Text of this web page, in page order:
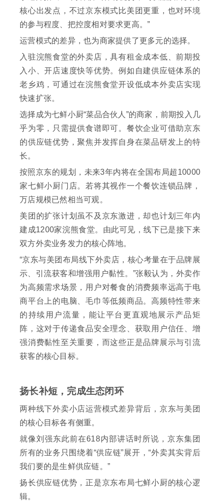
核心出发点，不过京东模式比美团更重，也对环境
的参与程度、把控度相对要求更高。”
运营模式的差异，也为商家提供了更多元的选择。
入驻浣熊食堂的外卖店，具有租金成本低、前期投
入小、开店速度快等优势。例如自建供应链体系的
老乡鸡，可通过在浣熊食堂开设低成本外卖店实现
快速扩张。
选择成为七鲜小厨“菜品合伙人”的商家，前期投入几
乎为零，只需提供食谱即可。餐饮企业可借助京东
的供应链优势，聚焦并发挥自身在菜品研发上的特
长。
按照京东的规划，未来3年内将在全国布局超10000
家七鲜小厨门店。若将其视作一个餐饮连锁品牌，
万店规模已然相当可观。
美团的扩张计划虽不及京东激进，却也计划三年内
建成1200家浣熊食堂。由此可见，线下已是接下来
双方外卖业务发力的核心阵地。
“京东与美团布局线下外卖店，核心考量在于品牌展
示、引流获客和增强用户黏性。”张毅认为，外卖作
为高频需求场景，用户对餐食的消费频率远高于电
商平台上的电脑、毛巾等低频商品。高频特性带来
的持续用户流量，能让平台更直观地展示产品矩
阵，这对于传递食品安全理念、获取用户信任、增
强消费黏性至关重要，而这些正是品牌展示与引流
获客的核心目标。
扬长补短，完成生态闭环
两种线下外卖小店运营模式差异背后，京东与美团
的核心目标各有侧重。
就像刘强东此前在618内部讲话时所说，京东集团
所有的业务只围绕着“供应链”展开，“外卖其实背后
我们要的是生鲜供应链。”
扬长供应链优势，正是京东布局七鲜小厨的核心逻
辑。